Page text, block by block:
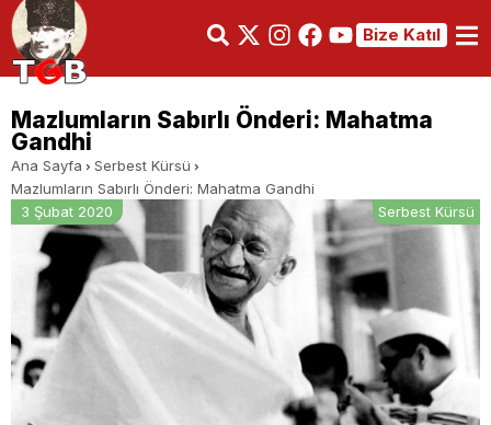
Bize Katıl
Mazlumların Sabırlı Önderi: Mahatma
Gandhi
Ana Sayfa
Serbest Kürsü
Mazlumların Sabırlı Önderi: Mahatma Gandhi
3 Şubat 2020
Serbest Kürsü